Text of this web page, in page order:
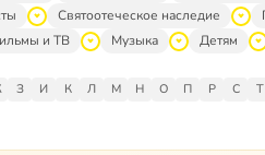
Святоотеческое наследие
и ТВ Музыка Детям
З И К Л М Н О П Р С Т